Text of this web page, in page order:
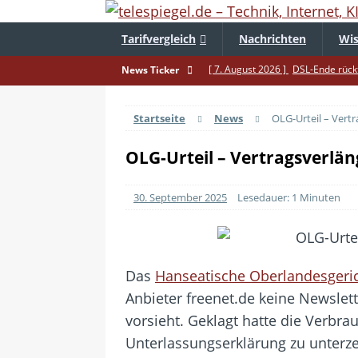
Tarifvergleich Nachrichten
News Ticker [ 7. August 2026 ] DSL-Ende
[ 4. August 2026 ] Smartphone-
[ 3. August 2026 ]
1&1
[ 29. Juli 2026 ] Achtung: Polizei
[ 28. Juli 2026 ]
Im Urlaub
[ 22. Juli 2026 ] WhatsApp
[ 21. Juli 2026 ]
Wichtiges
Startseite News OLG-Urteil –
OLG-Urteil –
30. September 2025 Lesedauer: 1 Minuten
Das Hanseatische
Anbieter freenet.de keine
vorsieht. Geklagt hatte die
Unterlassungserklärung zu